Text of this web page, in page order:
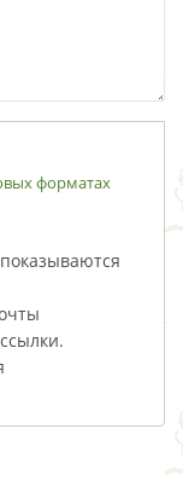
форматах